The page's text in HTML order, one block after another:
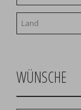
WÜNSCHE